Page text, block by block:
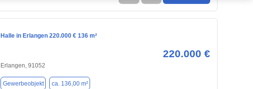
Halle in Erlangen 220.000 € 136 m²
220.000 €
Erlangen, 91052
Gewerbeobjekt ca. 136,00 m²